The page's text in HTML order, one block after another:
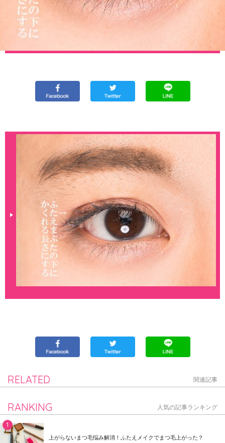
RELATED 関連記事
RANKING 人気の記事ランキング
上がらないまつ毛悩み解消！ふたえメイクでまつ毛上がった？